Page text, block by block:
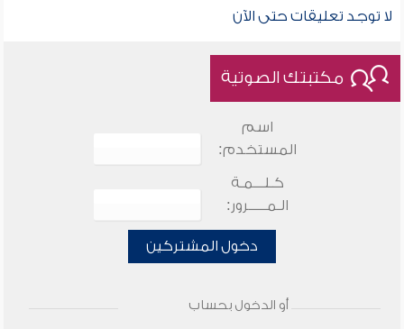
لا توجد تعليقات حتى الآن
مكتبتك الصوتية
اسم
المستخدم:
كـلـــمـة
الـمـــــرور:
دخول المشتركين
أو الدخول بحساب